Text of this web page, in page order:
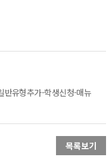
유형추가-학생신청-매뉴
목록보기